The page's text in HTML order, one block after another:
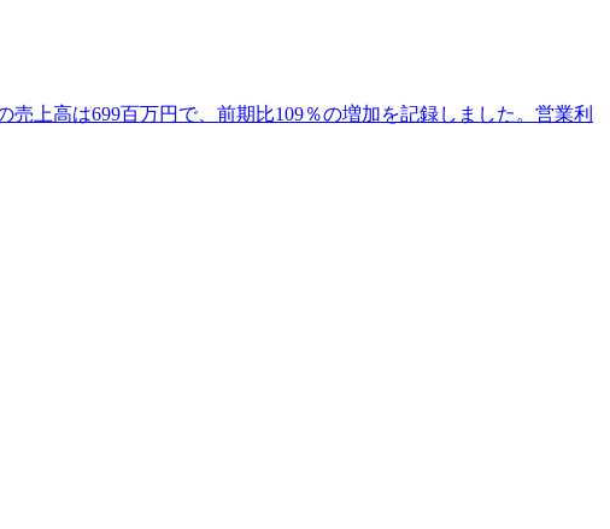
上高は699百万円で、前期比109％の増加を記録しました。営業利